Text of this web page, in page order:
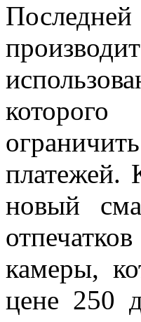
платежей.
новый
камеры,
цене 250